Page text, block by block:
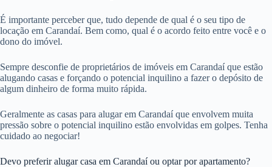
É importante perceber que, tudo depende de qual é o seu tipo de
locação em Carandaí. Bem como, qual é o acordo feito entre você e o
dono do imóvel.
Sempre desconfie de proprietários de imóveis em Carandaí que estão
alugando casas e forçando o potencial inquilino a fazer o depósito de
algum dinheiro de forma muito rápida.
Geralmente as casas para alugar em Carandaí que envolvem muita
pressão sobre o potencial inquilino estão envolvidas em golpes. Tenha
cuidado ao negociar!
Devo preferir alugar casa em Carandaí ou optar por apartamento?